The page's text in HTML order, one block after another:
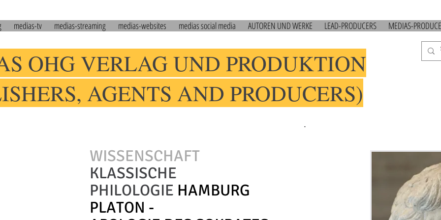
medias-tv medias-streaming medias-websites medias social media AUTOREN UND WERKE LEAD-PRODUCERS MEDIAS-
OHG VERLAG UND PRODUKTION
AGENTS AND PRODUCERS)
.
WISSENSCHAFT
KLASSISCHE
PHILOLOGIE HAMBURG
PLATON -